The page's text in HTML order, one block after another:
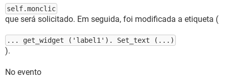
self.monclic
que será solicitado. Em seguida, foi modificada a etiqueta (
... get_widget ('label1'). Set_text (...)
).
No evento